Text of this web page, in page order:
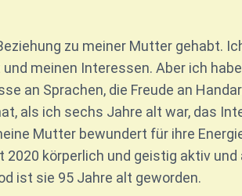
zu meiner Mutter gehabt.
meinen Interessen. Aber ich
an Sprachen, die Freude an
als ich sechs Jahre alt war, das
Mutter bewundert für ihre
2020 körperlich und geistig aktiv
ist sie 95 Jahre alt geworden.